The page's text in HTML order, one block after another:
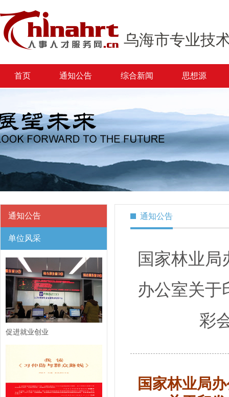
乌海市专业技
首页 通知公告 综合新闻 思想源
通知公告
单位风采
促进就业创业
通知公告
国家林业
办公室关于
彩
国家林业局